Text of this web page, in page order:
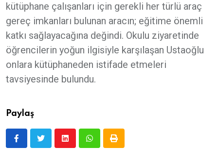
kütüphane çalışanları için gerekli her türlü araç
gereç imkanları bulunan aracın; eğitime önemli
katkı sağlayacağına değindi. Okulu ziyaretinde
öğrencilerin yoğun ilgisiyle karşılaşan Ustaoğlu
onlara kütüphaneden istifade etmeleri
tavsiyesinde bulundu.
Paylaş